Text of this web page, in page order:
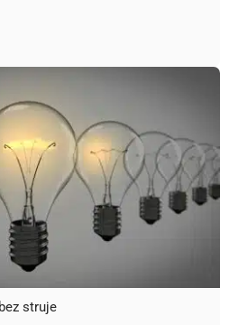
struje